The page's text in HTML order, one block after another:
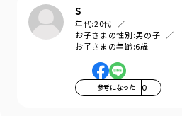
S
年代:20代
お子さまの性別:男の子
お子さまの年齢:6歳
参考になった 0
モデル：身長109.0cm 体重18.0kg
サイズ：サイズ110
branshes
アウトレット
／ボトムス>ショートパンツ
／ブラック